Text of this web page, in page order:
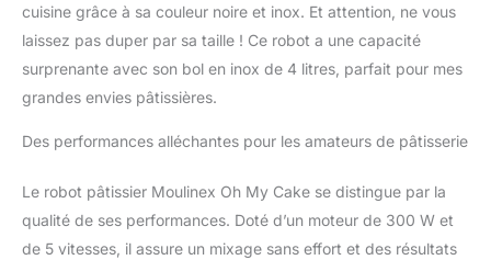
tous les ingrédients
ULTRA-COMPACT :
robot pâtissier adapté à
votre cuisine avec une
format A4 UN MIXAGE
vitesses réglables et un
bouton Pulse pour
toutes vos envies de
cuisine grâce à sa couleur noire et inox. Et attention, ne vous
laissez pas duper par sa taille ! Ce robot a une capacité
surprenante avec son bol en inox de 4 litres, parfait pour mes
grandes envies pâtissières.
Des performances alléchantes pour les amateurs de pâtisserie
Le robot pâtissier Moulinex Oh My Cake se distingue par la
qualité de ses performances. Doté d’un moteur de 300 W et
de 5 vitesses, il assure un mixage sans effort et des résultats